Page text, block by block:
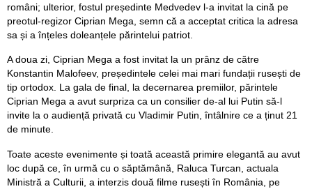
români; ulterior, fostul președinte Medvedev l-a invitat la cină pe
preotul-regizor Ciprian Mega, semn că a acceptat critica la adresa
sa și a înțeles doleanțele părintelui patriot.
A doua zi, Ciprian Mega a fost invitat la un prânz de către
Konstantin Malofeev, președintele celei mai mari fundații rusești de
tip ortodox. La gala de final, la decernarea premiilor, părintele
Ciprian Mega a avut surpriza ca un consilier de-al lui Putin să-l
invite la o audiență privată cu Vladimir Putin, întâlnire ce a ținut 21
de minute.
Toate aceste evenimente și toată această primire elegantă au avut
loc după ce, în urmă cu o săptămână, Raluca Turcan, actuala
Ministră a Culturii, a interzis două filme rusești în România, pe